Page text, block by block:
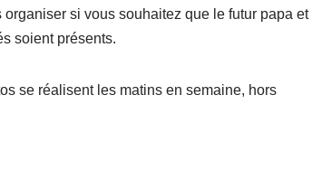
organiser si vous souhaitez que le futur papa et
soient présents.
se réalisent les matins en semaine, hors